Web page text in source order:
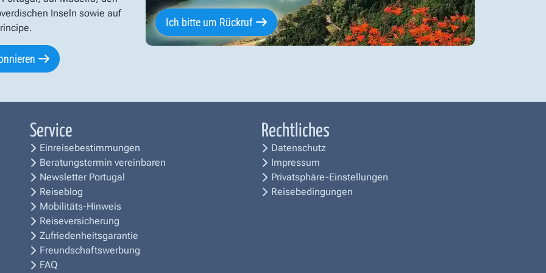
Inseln sowie auf
Ich bitte um Rückruf
Service
Einreisebestimmungen
Beratungstermin vereinbaren
Newsletter Portugal
Reiseblog
Mobilitäts-Hinweis
Reiseversicherung
Zufriedenheitsgarantie
Freundschaftswerbung
FAQ
Rechtliches
Datenschutz
Impressum
Privatsphäre-Einstellungen
Reisebedingungen